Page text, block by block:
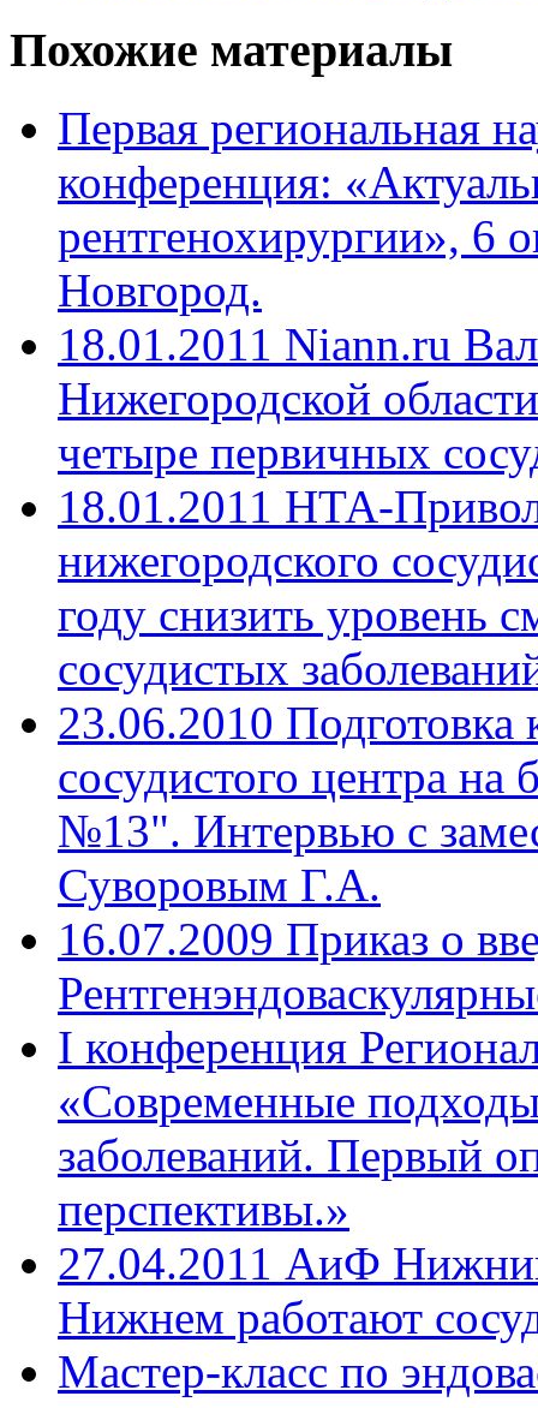
Похожие материалы
Первая региональная
конференция:
рентгенохирургии», 6
Новгород.
18.01.2011 Niann.ru
Нижегородской
четыре первичных
18.01.2011 НТА-
нижегородского
году снизить уровень
сосудистых
23.06.2010 Подготовка
сосудистого центра
№13". Интервью с
Суворовым Г.А.
16.07.2009 Приказ о
I конференция
«Современные
заболеваний. Первый
перспективы.»
27.04.2011 АиФ
Нижнем работают
Мастер-класс по